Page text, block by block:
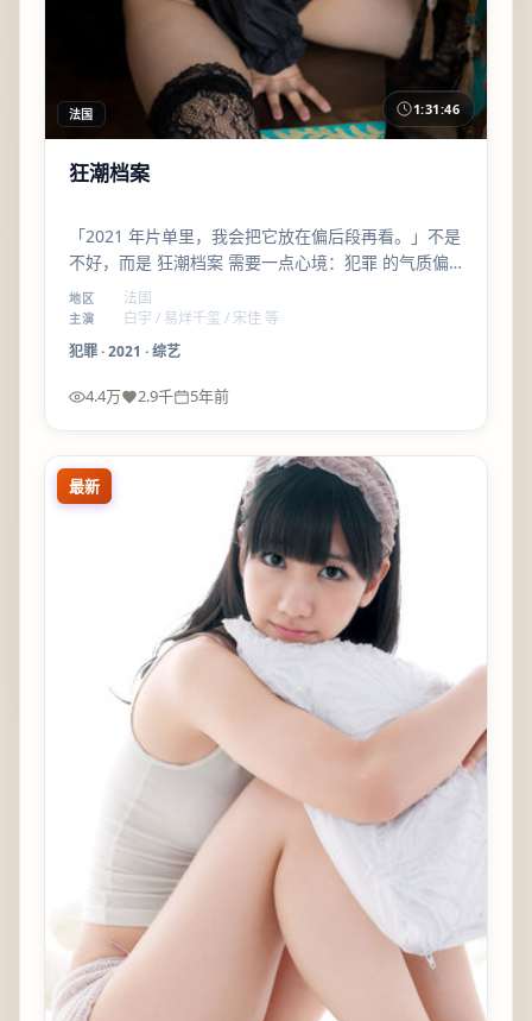
法国 1:31:46
狂潮档案
「2021 年片单里，我会把它放在偏后段再看。」不是
不好，而是 狂潮档案 需要一点心境：犯罪 的气质偏
沉，看完会想安静坐一会儿。
地区 法国
主演
白宇 / 易烊千玺 / 宋佳 等
犯罪·2021 ·综艺
4.4万 2.9千 5年前
最新